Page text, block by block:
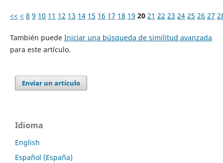
<< < 8 9 10 11 12 13 14 15 16 17 18 19 20 21 22 23 24 25 26 27
También puede Iniciar una búsqueda de similitud avanzada
para este artículo.
Enviar un artículo
Idioma
English
Español (España)